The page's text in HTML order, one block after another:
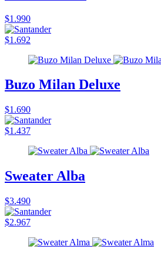
$1.990
$1.692
Buzo Milan Deluxe
$1.690
$1.437
Sweater Alba
$3.490
$2.967